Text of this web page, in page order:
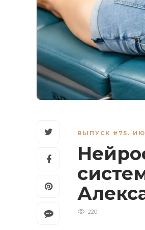
ВЫПУСК #75.
220